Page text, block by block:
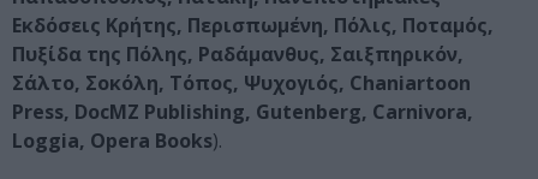
Εκδόσεις Κρήτης, Περισπωμένη, Πόλις, Ποταμός,
Πυξίδα της Πόλης, Ραδάμανθυς, Σαιξπηρικόν,
Σάλτο, Σοκόλη, Τόπος, Ψυχογιός, Chaniartoon
Press, DocMZ Publishing, Gutenberg, Carnivora,
Loggia, Opera Books).